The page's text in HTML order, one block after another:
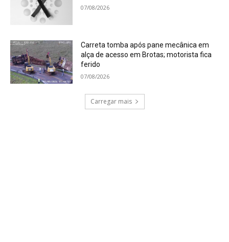
07/08/2026
Carreta tomba após pane mecânica em
alça de acesso em Brotas; motorista fica
ferido
07/08/2026
Carregar mais